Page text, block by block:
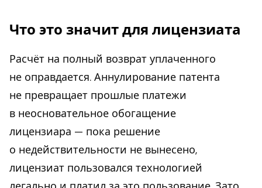
Что это значит для лицензиата
Расчёт на полный возврат уплаченного
не оправдается. Аннулирование патента
не превращает прошлые платежи
в неосновательное обогащение
лицензиара — пока решение
о недействительности не вынесено,
лицензиат пользовался технологией